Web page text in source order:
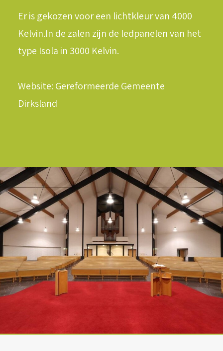
LOGIN / REGISTER
Er is gekozen voor een lichtkleur van 4000
Kelvin.In de zalen zijn de ledpanelen van het
type Isola in 3000 Kelvin.
Website: Gereformeerde Gemeente
Dirksland